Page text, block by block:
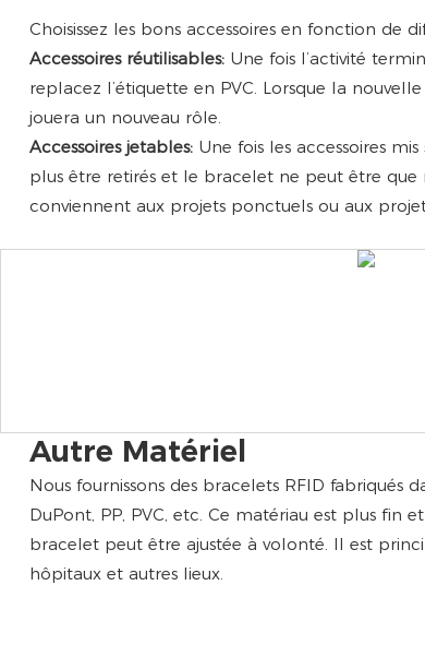
Choisissez les bons accessoires en fonction de
Accessoires réutilisables: Une fois l’activité
replacez l’étiquette en PVC. Lorsque la
jouera un nouveau rôle.
Accessoires jetables: Une fois les accessoires
plus être retirés et le bracelet ne peut être que
conviennent aux projets ponctuels ou aux
Autre Matériel
Nous fournissons des bracelets RFID fabriqués
DuPont, PP, PVC, etc. Ce matériau est plus fin
bracelet peut être ajustée à volonté. Il est
hôpitaux et autres lieux.